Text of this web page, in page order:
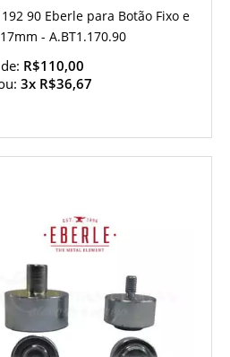
90 Eberle para Botão Fixo e
- A.BT1.170.90
R$110,00
3x R$36,67